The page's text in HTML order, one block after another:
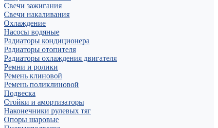
Свечи зажигания
Свечи накаливания
Охлаждение
Насосы водяные
Радиаторы кондиционера
Радиаторы отопителя
Радиаторы охлаждения двигателя
Ремни и ролики
Ремень клиновой
Ремень поликлиновой
Подвеска
Стойки и амортизаторы
Наконечники рулевых тяг
Опоры шаровые